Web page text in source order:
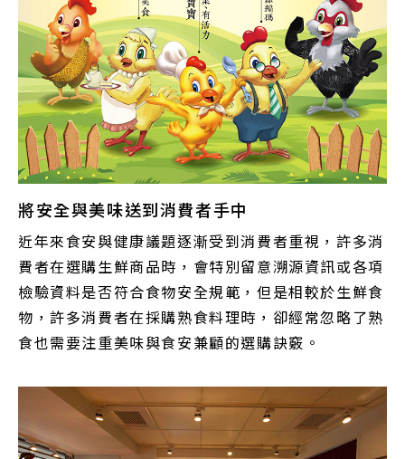
將安全與美味送到消費者手中
近年來食安與健康議題逐漸受到消費者重視，許多消
費者在選購生鮮商品時，會特別留意溯源資訊或各項
檢驗資料是否符合食物安全規範，但是相較於生鮮食
物，許多消費者在採購熟食料理時，卻經常忽略了熟
食也需要注重美味與食安兼顧的選購訣竅。